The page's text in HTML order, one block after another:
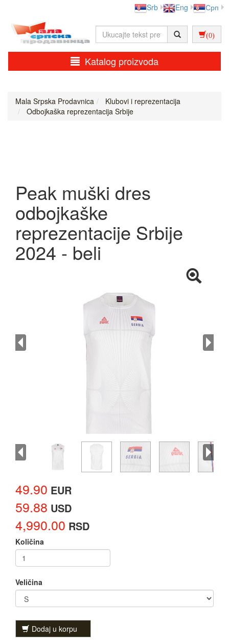
Srb Eng Срп
(0)
Katalog proizvoda
Mala Srpska Prodavnica
Klubovi i reprezentacija
Odbojkaška reprezentacija Srbije
Peak muški dres
odbojkaške
reprezentacije Srbije
2024 - beli
49.90 EUR
59.88 USD
4,990.00 RSD
Količina
Veličina
Dodaj u korpu